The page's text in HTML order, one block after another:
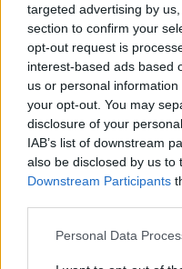
targeted advertising by
section to confirm your
opt-out request is
interest-based ads based
us or personal
your opt-out. You may
disclosure of your
IAB’s list of downstream
also be disclosed by us to
Downstream Participants
Personal Data
paprasčiau jų
natūralia vaga“, –
grįžusi Karina